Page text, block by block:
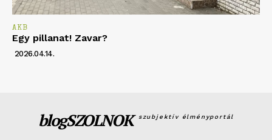
AKB
Egy pillanat! Zavar?
2026.04.14.
blogSZOLNOK szubjektív élményportál